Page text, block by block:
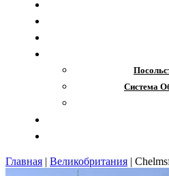
Система
Главная | Великобритания |